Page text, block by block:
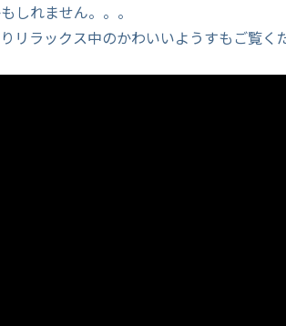
しれません。。。
リラックス中のかわいいようすもご覧く